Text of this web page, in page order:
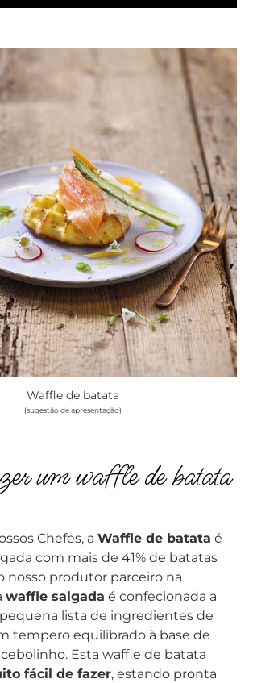
Waffle de batata
(sugestão de apresentação)
um waffle de batata
Chefes, a Waffle de batata é
com mais de 41% de batatas
nosso produtor parceiro na
waffle salgada é confecionada a
lista de ingredientes de
tempero equilibrado à base de
Esta waffle de batata
fácil de fazer, estando pronta